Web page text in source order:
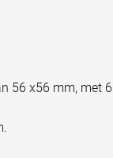
56 x56 mm, met